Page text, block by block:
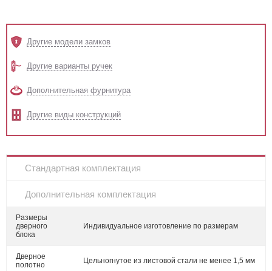
Другие модели замков
Другие варианты ручек
Дополнительная фурнитура
Другие виды конструкций
Стандартная комплектация
Дополнительная комплектация
Размеры
дверного
блока
Индивидуальное изготовление по размерам
Дверное
полотно
Цельногнутое из листовой стали не менее 1,5 мм